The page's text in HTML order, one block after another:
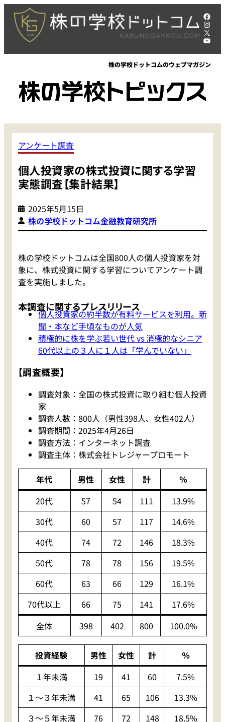
キ
X
株の学校ドットコムのウェブマガジン
アンケート調査
個人投資家の株式投資に関する学習
実態調査【集計結果】
2025年5月15日
株の学校ドットコム金融教育研究所
株の学校ドットコムは全国800人の個人投資家を対
象に、株式投資に関する学習についてアンケート調
査を実施しました。
本調査に関するプレスリリース
個人投資家の約半数が有料サービスを利用。新
聞・本など手頃なものが人気
積極的に株を学ぶ若い世代 vs 消極的なシニア
60代以上の３人に１人は「学んでいない」
【調査概要】
調査対象：全国の株式投資に取り組む個人投資
家
調査人数：800人（男性398人、女性402人）
調査期間：2025年4月26日
調査方法：インターネット調査
調査主体：株式会社トレジャープロモート
年代 男性 女性 計
％
20代
57 54 111
13.9%
30代
60 57 117
14.6%
40代
74 72 146
18.3%
50代
78 78 156
19.5%
60代
63 66 129
16.1%
70代以上
66 75 141
17.6%
全体
398 402 800 100.0%
投資経験 男性 女性 計
％
１年未満
19 41 60
7.5%
１〜３年未満
41 65 106
13.3%
３〜５年未満
76 72 148
18.5%